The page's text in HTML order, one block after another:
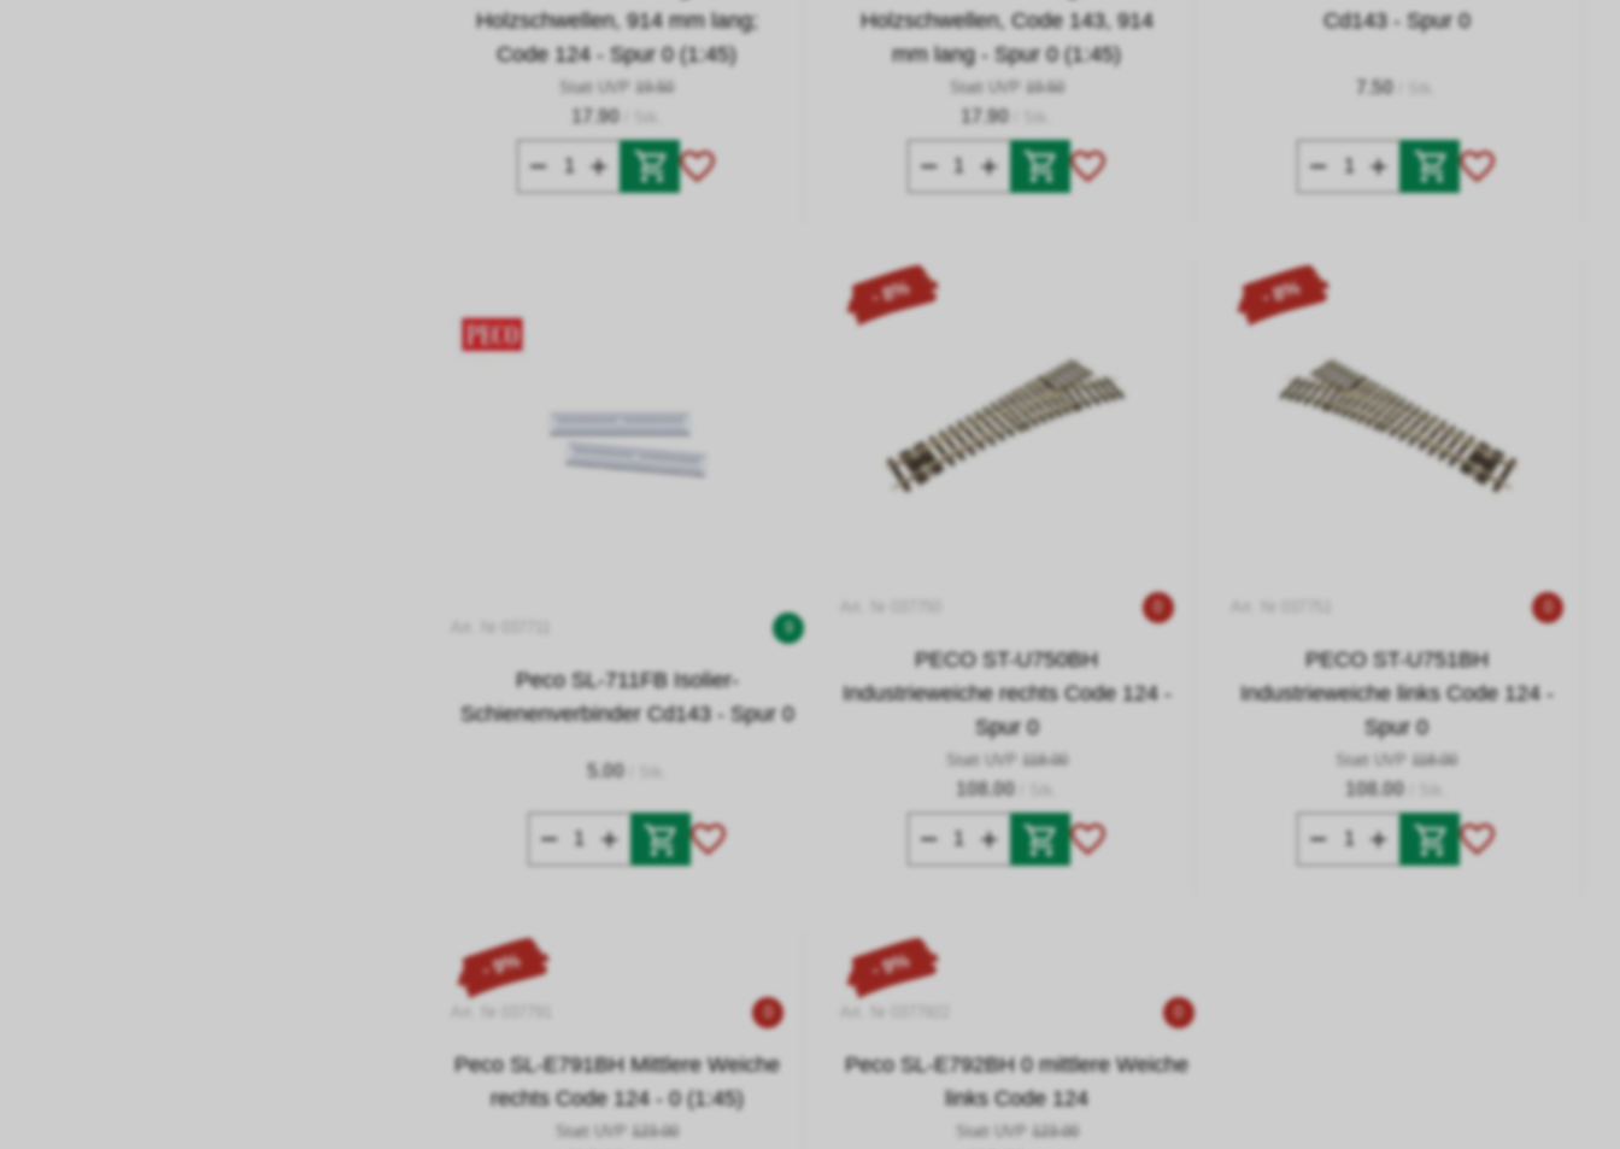
Holzschwellen, 914 mm lang;
Code 124 - Spur 0 (1:45)
Statt UVP 19.50
17.90
Holzschwellen, Code 143, 914
mm lang - Spur 0 (1:45)
Statt UVP 19.50
17.90
Cd143 - Spur 0
7.50
9
Peco SL-711FB Isolier-
Schienenverbinder Cd143 - Spur 0
5.00
- 8%
PECO ST-U750BH
Industrieweiche rechts Code 124 -
Spur 0
Statt UVP 118.00
108.00
- 8%
PECO ST-U751BH
Industrieweiche links Code 124 -
Spur 0
Statt UVP 118.00
108.00
- 9%
Peco SL-E791BH Mittlere Weiche
rechts Code 124 - 0 (1:45)
Statt UVP 123.00
- 9%
Peco SL-E792BH 0 mittlere Weiche
links Code 124
Statt UVP 123.00